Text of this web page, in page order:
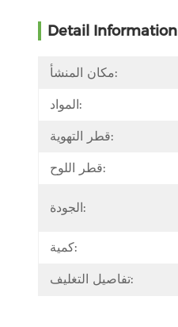
Detail Information
مكان المنشأ:
المواد:
قطر التهوية:
قطر اللوح:
الجودة:
كمية:
تفاصيل التغليف: